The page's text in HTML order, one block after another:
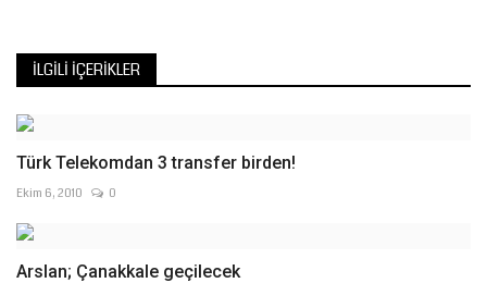
İLGILI İÇERIKLER
Türk Telekomdan 3 transfer birden!
Ekim 6, 2010 0
Arslan; Çanakkale geçilecek